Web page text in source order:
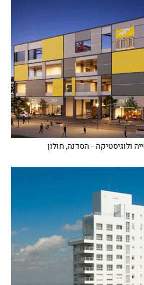
ולוגיסטיקה - הסדנה, חולון